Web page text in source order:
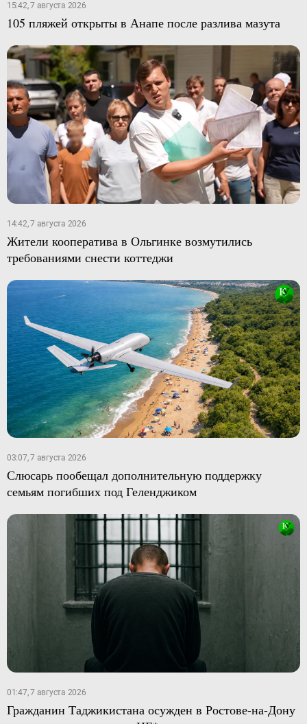
15:42, 7 августа 2026
105 пляжей открыты в Анапе после разлива мазута
14:42, 7 августа 2026
Жители кооператива в Ольгинке возмутились
требованиями снести коттеджи
03:07, 7 августа 2026
Слюсарь пообещал дополнительную поддержку
семьям погибших под Геленджиком
01:47, 7 августа 2026
Гражданин Таджикистана осужден в Ростове-на-Дону